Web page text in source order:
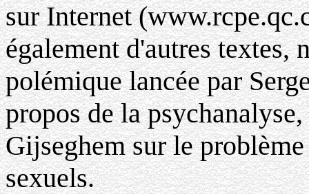
sur Internet
également d'autres textes,
polémique lancée par
propos de la
Gijseghem sur le
sexuels.